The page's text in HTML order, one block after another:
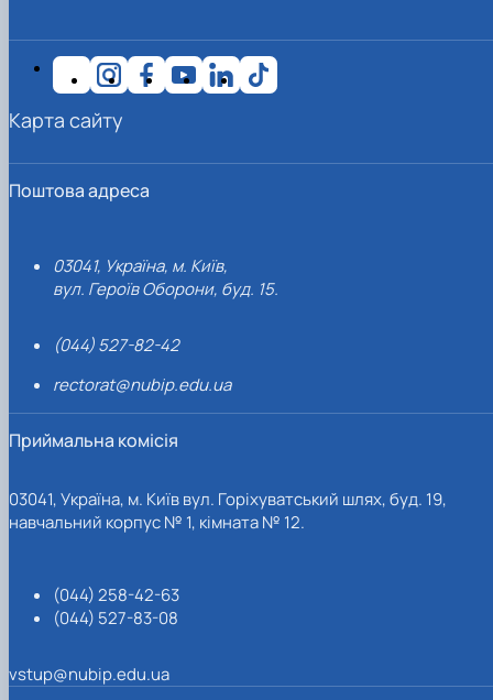
Поштова адреса
03041, Україна, м. Київ,
вул. Героїв Оборони, буд. 15.
(044) 527-82-42
rectorat@nubip.edu.ua
Приймальна комісія
03041, Україна, м. Київ вул. Горіхуватський шлях, буд. 19,
навчальний корпус № 1, кімната № 12.
(044) 258-42-63
(044) 527-83-08
vstup@nubip.edu.ua
Карта сайту